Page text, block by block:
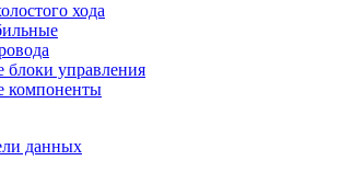
хода
блоки управления
компоненты
данных